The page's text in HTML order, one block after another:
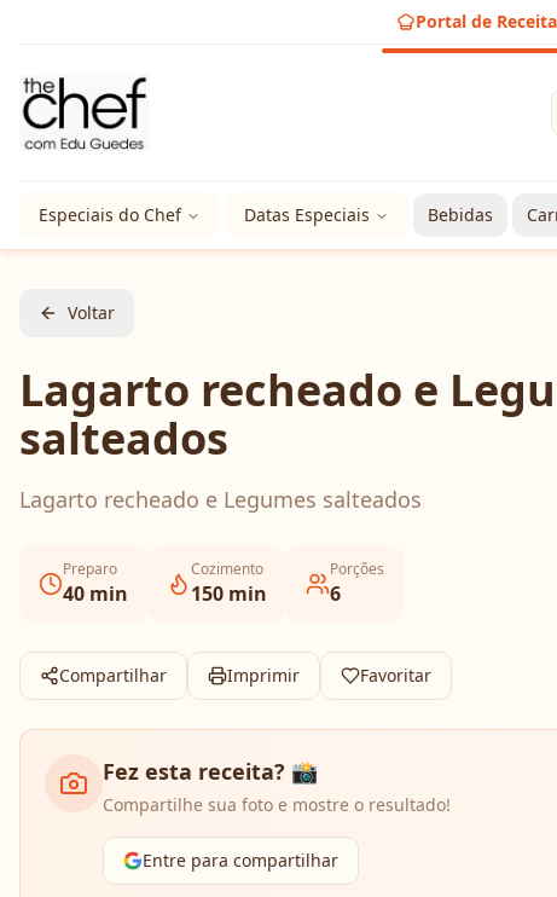
Portal de
Especiais do Chef Datas Especiais Bebidas
Voltar
Lagarto recheado e
salteados
Lagarto recheado e Legumes salteados
Preparo
40 min
Cozimento
150 min
Porções
6
Compartilhar Imprimir Favoritar
Fez esta receita? 📸
Compartilhe sua foto e mostre o resultado!
Entre para compartilhar